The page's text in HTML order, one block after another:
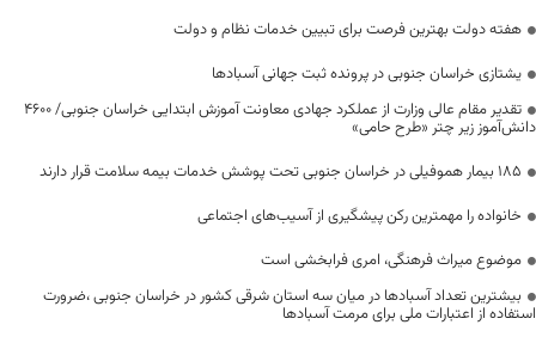
هفته دولت بهترین فرصت برای تبیین خدمات نظام و دولت
یشتازی خراسان جنوبی در پرونده ثبت جهانی آسبادها
تقدیر مقام عالی وزارت از عملکرد جهادی معاونت آموزش ابتدایی خراسان جنوبی/ ۴۶۰۰
دانش‌آموز زیر چتر «طرح حامی»
۱۸۵ بیمار هموفیلی در خراسان جنوبی تحت پوشش خدمات بیمه سلامت قرار دارند
خانواده را مهمترین رکن پیشگیری از آسیب‌های اجتماعی
موضوع میراث فرهنگی، امری فرابخشی است
بیشترین تعداد آسبادها در میان سه استان شرقی کشور در خراسان جنوبی ،ضرورت
استفاده از اعتبارات ملی برای مرمت آسبادها